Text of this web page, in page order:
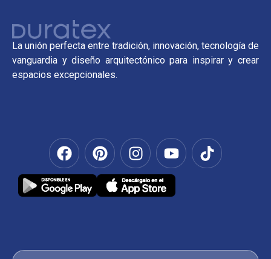
La unión perfecta entre tradición, innovación, tecnología de
vanguardia y diseño arquitectónico para inspirar y crear
espacios excepcionales.